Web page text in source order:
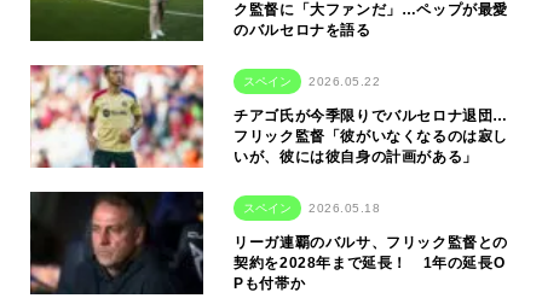
ク監督に「大ファンだ」…ペップが最愛
のバルセロナを語る
スペイン 2026.05.22
チアゴ氏が今季限りでバルセロナ退団…
フリック監督「彼がいなくなるのは寂し
いが、彼には彼自身の計画がある」
スペイン 2026.05.18
リーガ連覇のバルサ、フリック監督との
契約を2028年まで延長！ 1年の延長O
Pも付帯か